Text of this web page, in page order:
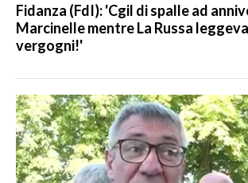
Fidanza (FdI): 'Cgil di spalle ad
Marcinelle mentre La Russa
vergogni!'